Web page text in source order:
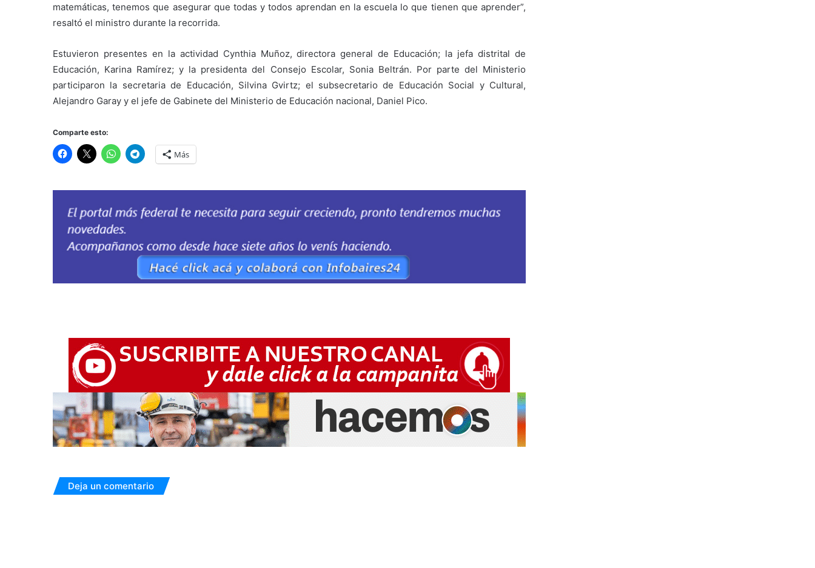
matemáticas, tenemos que asegurar que todas y todos aprendan en la escuela lo que tienen que aprender”,
resaltó el ministro durante la recorrida.
Estuvieron presentes en la actividad Cynthia Muñoz, directora general de Educación; la jefa distrital de
Educación, Karina Ramírez; y la presidenta del Consejo Escolar, Sonia Beltrán. Por parte del Ministerio
participaron la secretaria de Educación, Silvina Gvirtz; el subsecretario de Educación Social y Cultural,
Alejandro Garay y el jefe de Gabinete del Ministerio de Educación nacional, Daniel Pico.
Comparte esto:
Más
Deja un comentario